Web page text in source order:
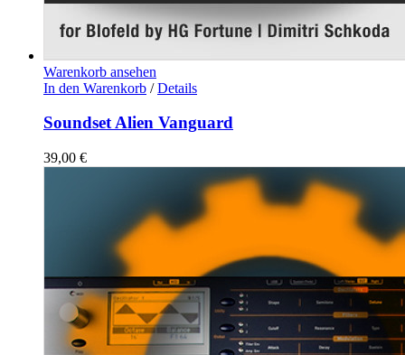
Warenkorb ansehen
In den Warenkorb / Details
Soundset Alien Vanguard
39,00 €